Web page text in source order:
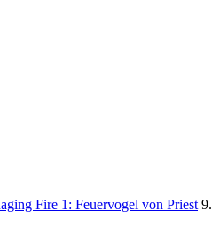
Fire 1: Feuervogel von Priest 9.